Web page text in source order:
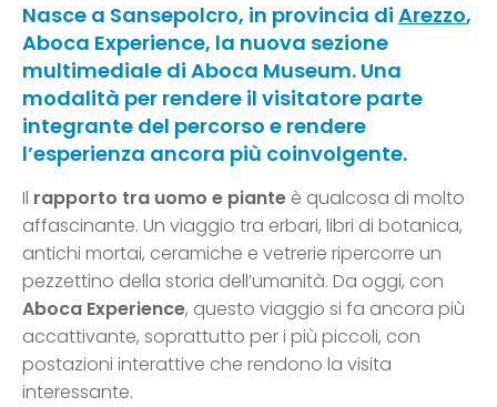
Nasce a Sansepolcro, in provincia di Arezzo,
Aboca Experience, la nuova sezione
multimediale di Aboca Museum. Una
modalità per rendere il visitatore parte
integrante del percorso e rendere
l’esperienza ancora più coinvolgente.
Il rapporto tra uomo e piante è qualcosa di molto
affascinante. Un viaggio tra erbari, libri di botanica,
antichi mortai, ceramiche e vetrerie ripercorre un
pezzettino della storia dell’umanità. Da oggi, con
Aboca Experience, questo viaggio si fa ancora più
accattivante, soprattutto per i più piccoli, con
postazioni interattive che rendono la visita
interessante.